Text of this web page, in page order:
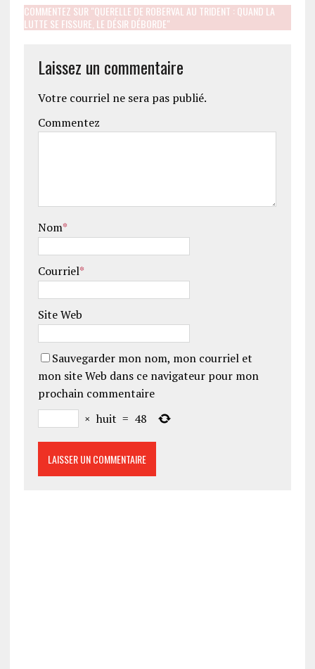
COMMENTEZ SUR "QUERELLE DE ROBERVAL AU TRIDENT : QUAND LA
LUTTE SE FISSURE, LE DÉSIR DÉBORDE"
Laissez un commentaire
Votre courriel ne sera pas publié.
Commentez
Nom*
Courriel*
Site Web
Sauvegarder mon nom, mon courriel et
mon site Web dans ce navigateur pour mon
prochain commentaire
× huit = 48